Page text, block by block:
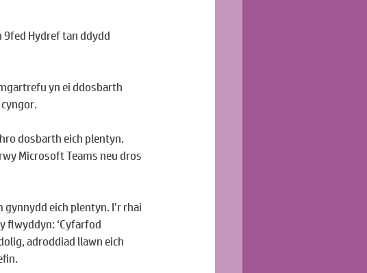
9fed Hydref tan ddydd
yn ei ddosbarth
dosbarth eich plentyn.
Microsoft Teams neu dros
eich plentyn. I’r rhai
flwyddyn: ‘Cyfarfod
adroddiad llawn eich